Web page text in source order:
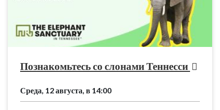
Познакомьтесь со слонами Теннесси
Среда, 12 августа, в 14:00